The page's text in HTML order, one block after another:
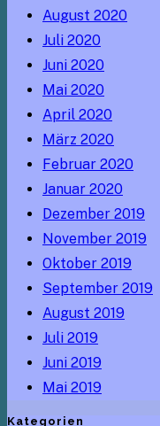
August 2020
Juli 2020
Juni 2020
Mai 2020
April 2020
März 2020
Februar 2020
Januar 2020
Dezember 2019
November 2019
Oktober 2019
September 2019
August 2019
Juli 2019
Juni 2019
Mai 2019
Kategorien